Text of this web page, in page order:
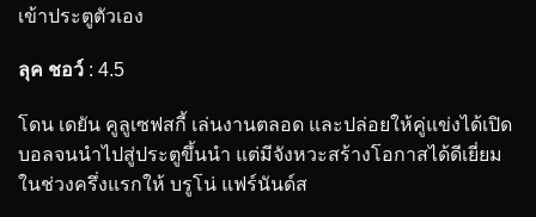
เข้าประตูตัวเอง
ลุค ชอว์ : 4.5
โดน เดยัน คูลูเซฟสกี้ เล่นงานตลอด และปล่อยให้คู่แข่งได้เปิด
บอลจนนำไปสู่ประตูขึ้นนำ แต่มีจังหวะสร้างโอกาสได้ดีเยี่ยม
ในช่วงครึ่งแรกให้ บรูโน่ แฟร์นันด์ส